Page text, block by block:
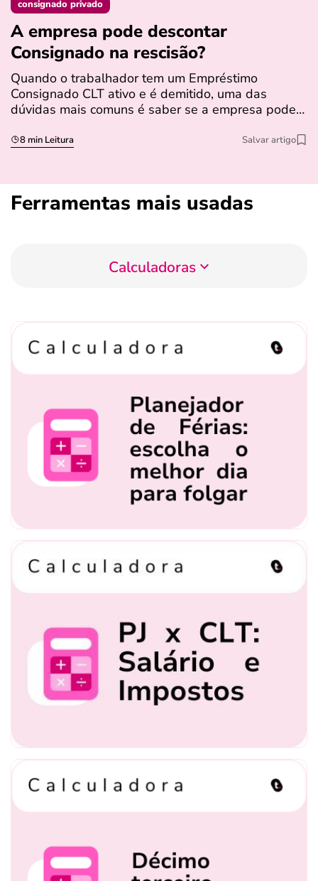
consignado privado
A empresa pode descontar
Consignado na rescisão​?
Quando o trabalhador tem um Empréstimo
Consignado CLT ativo e é demitido, uma das
dúvidas mais comuns é saber se a empresa pode…
8 min Leitura Salvar artigo
Ferramentas mais usadas
Calculadoras